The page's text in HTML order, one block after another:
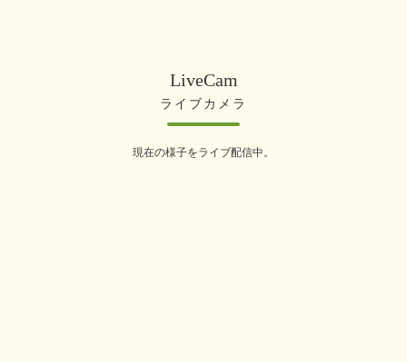
LiveCam
ライブカメラ
現在の様子をライブ配信中。